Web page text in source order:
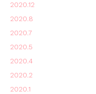
2020.12
2020.8
2020.7
2020.5
2020.4
2020.2
2020.1